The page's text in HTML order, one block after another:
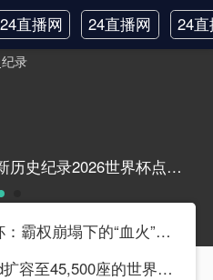
24直播网
日职联
24直播网
中甲
24
韩
2026世界杯点球大战或刷新历史纪录2026世界杯点球大战或刷新历史纪录
2026美加墨世界杯：霸权崩塌下的“血火”狂欢
“多伦多BMO Field扩容至45,500座的世界杯声场适配性仿真分析（2026）”